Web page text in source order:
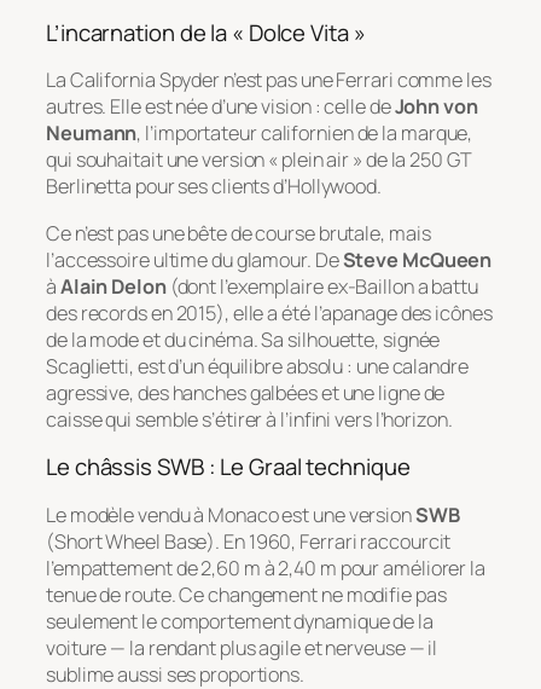
L’incarnation de la « Dolce Vita »
La California Spyder n’est pas une Ferrari comme les
autres. Elle est née d’une vision : celle deJohn von
Neumann, l’importateur californien de la marque,
qui souhaitait une version « plein air » de la 250 GT
Berlinetta pour ses clients d’Hollywood.
Ce n’est pas une bête de course brutale, mais
l’accessoire ultime du glamour. DeSteve McQueen
àAlain Delon(dont l’exemplaire ex-Baillon a battu
des records en 2015), elle a été l’apanage des icônes
de la mode et du cinéma. Sa silhouette, signée
Scaglietti, est d’un équilibre absolu : une calandre
agressive, des hanches galbées et une ligne de
caisse qui semble s’étirer à l’infini vers l’horizon.
Le châssis SWB : Le Graal technique
Le modèle vendu à Monaco est une versionSWB
(Short Wheel Base). En 1960, Ferrari raccourcit
l’empattement de 2,60 m à 2,40 m pour améliorer la
tenue de route. Ce changement ne modifie pas
seulement le comportement dynamique de la
voiture — la rendant plus agile et nerveuse — il
sublime aussi ses proportions.